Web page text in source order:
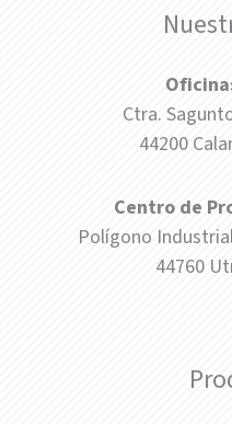
Ctra.
44200
Centro de
Polígono
44760